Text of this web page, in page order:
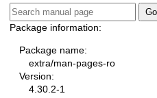
Package information:
Package name:
extra/man-pages-ro
Version:
4.30.2-1